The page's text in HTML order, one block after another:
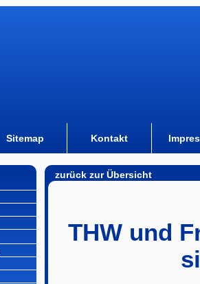
Sitemap Kontakt
zurück zur Übersicht
THW und